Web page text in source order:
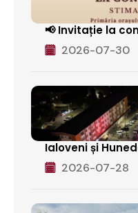
📢 Invitație la
2026-07-30
Ialoveni și
2026-07-28